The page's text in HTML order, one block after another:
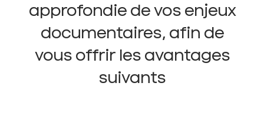
approfondie de vos enjeux
documentaires, afin de
vous offrir les avantages
suivants